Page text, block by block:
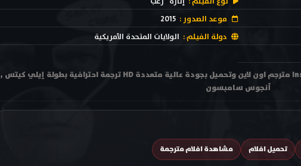
موعد الصدور : 2015
دولة الفيلم : الولايات المتحدة الأمريكية
مشاهدة فيلم غادِر فصل 3 Insidious Chapter 3 2015 مترجم اون لاين وتحميل بجودة عالية متعددة HD ترجمة احترافية بطولة إيلي كيتس ,
أنجوس سامبسون
تحميل افلام مشاهدة افلام مترجمة